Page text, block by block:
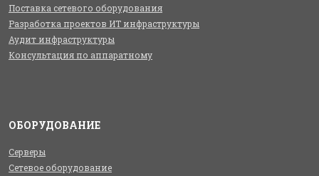
Поставка сетевого оборудования
Разработка проектов ИТ инфраструктуры
Аудит инфраструктуры
Консультация по аппаратному
ОБОРУДОВАНИЕ
Серверы
Сетевое оборудование